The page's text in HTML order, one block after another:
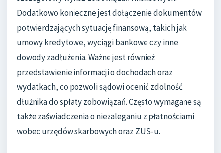
Dodatkowo konieczne jest dołączenie dokumentów
potwierdzających sytuację finansową, takich jak
umowy kredytowe, wyciągi bankowe czy inne
dowody zadłużenia. Ważne jest również
przedstawienie informacji o dochodach oraz
wydatkach, co pozwoli sądowi ocenić zdolność
dłużnika do spłaty zobowiązań. Często wymagane są
także zaświadczenia o niezaleganiu z płatnościami
wobec urzędów skarbowych oraz ZUS-u.